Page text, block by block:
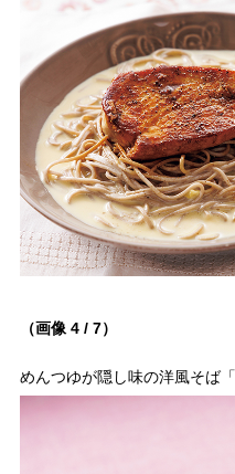
（画像 4 / 7）
めんつゆが隠し味の洋風そば